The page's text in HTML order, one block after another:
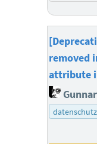
removed
attribute
datenschutz